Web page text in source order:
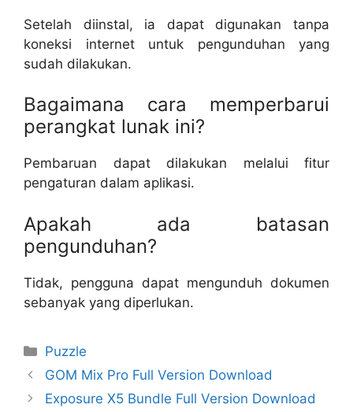
Setelah diinstal, ia dapat digunakan tanpa
koneksi internet untuk pengunduhan yang
sudah dilakukan.
Bagaimana cara memperbarui
perangkat lunak ini?
Pembaruan dapat dilakukan melalui fitur
pengaturan dalam aplikasi.
Apakah ada batasan
pengunduhan?
Tidak, pengguna dapat mengunduh dokumen
sebanyak yang diperlukan.
Categories
Puzzle
GOM Mix Pro Full Version Download
Exposure X5 Bundle Full Version Download